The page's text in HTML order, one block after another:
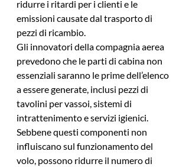
ridurre i ritardi per i clienti e le
emissioni causate dal trasporto di
pezzi di ricambio.
Gli innovatori della compagnia aerea
prevedono che le parti di cabina non
essenziali saranno le prime dell’elenco
a essere generate, inclusi pezzi di
tavolini per vassoi, sistemi di
intrattenimento e servizi igienici.
Sebbene questi componenti non
influiscano sul funzionamento del
volo, possono ridurre il numero di